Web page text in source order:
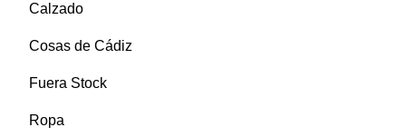
Calzado
Cosas de Cádiz
Fuera Stock
Ropa